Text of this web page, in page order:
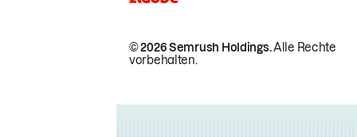
© 2026 Semrush Holdings.Alle Rechte
vorbehalten.